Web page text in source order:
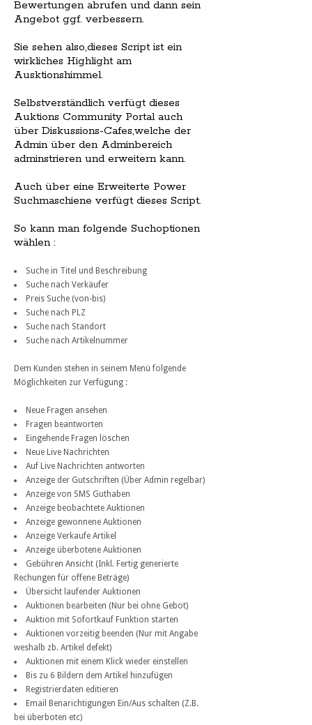
Bewertungen abrufen und dann sein
Angebot ggf. verbessern.
Sie sehen also,dieses Script ist ein
wirkliches Highlight am
Ausktionshimmel.
Selbstverständlich verfügt dieses
Auktions Community Portal auch
über Diskussions-Cafes,welche der
Admin über den Adminbereich
adminstrieren und erweitern kann.
Auch über eine Erweiterte Power
Suchmaschiene verfügt dieses Script.
So kann man folgende Suchoptionen
wählen :
Suche in Titel und Beschreibung
Suche nach Verkäufer
Preis Suche (von-bis)
Suche nach PLZ
Suche nach Standort
Suche nach Artikelnummer
Dem Kunden stehen in seinem Menü folgende
Möglichkeiten zur Verfügung :
Neue Fragen ansehen
Fragen beantworten
Eingehende Fragen löschen
Neue Live Nachrichten
Auf Live Nachrichten antworten
Anzeige der Gutschriften (Über Admin regelbar)
Anzeige von SMS Guthaben
Anzeige beobachtete Auktionen
Anzeige gewonnene Auktionen
Anzeige Verkaufe Artikel
Anzeige überbotene Auktionen
Gebühren Ansicht (Inkl. Fertig generierte
Rechungen für offene Beträge)
Übersicht laufender Auktionen
Auktionen bearbeiten (Nur bei ohne Gebot)
Auktion mit Sofortkauf Funktion starten
Auktionen vorzeitig beenden (Nur mit Angabe
weshalb zb. Artikel defekt)
Auktionen mit einem Klick wieder einstellen
Bis zu 6 Bildern dem Artikel hinzufügen
Registrierdaten editieren
Email Benarichtigungen Ein/Aus schalten (Z.B.
bei überboten etc)